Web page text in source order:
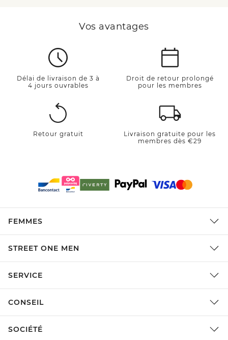
Vos avantages
Délai de livraison de 3 à
4 jours ouvrables
Droit de retour prolongé
pour les membres
Retour gratuit
Livraison gratuite pour les
membres dès €29
FEMMES
STREET ONE MEN
SERVICE
CONSEIL
SOCIÉTÉ